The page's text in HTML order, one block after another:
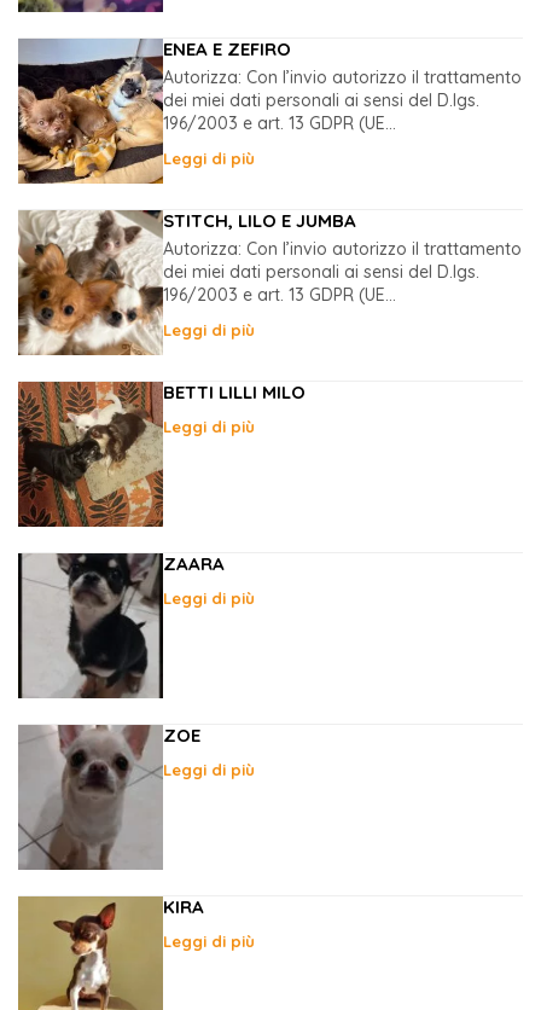
ENEA E ZEFIRO
Autorizza: Con l’invio autorizzo il trattamento
dei miei dati personali ai sensi del D.lgs.
196/2003 e art. 13 GDPR (UE...
Leggi di più
STITCH, LILO E JUMBA
Autorizza: Con l’invio autorizzo il trattamento
dei miei dati personali ai sensi del D.lgs.
196/2003 e art. 13 GDPR (UE...
Leggi di più
BETTI LILLI MILO
Leggi di più
ZAARA
Leggi di più
ZOE
Leggi di più
KIRA
Leggi di più